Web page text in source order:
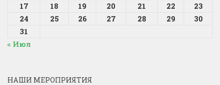
17
18 19 20 21 22
23
24
25 26 27 28 29
30
31
« Июл
НАШИ МЕРОПРИЯТИЯ